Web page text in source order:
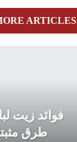
ARTICLES
طرق